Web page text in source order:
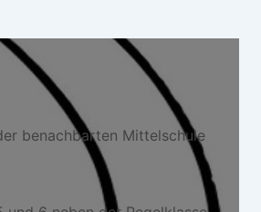
benachbarten Mittelschule